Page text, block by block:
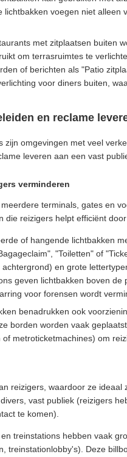
voegen niet
met zitplaatsen buiten
om terrasruimtes te
of berichten als "Patio
voor diners buiten,
en reclame
omgevingen met veel
leveren aan een vast
verminderen
terminals, gates en
reizigers helpt efficiënt
of hangende lichtbakken
"Toiletten" of
en grote
geven lichtbakken boven
voor forensen wordt
benadrukken ook
borden worden vaak
metroticketmachines) om
reizigers, waardoor ze
vast publiek (reizigers
te komen).
treinstations hebben vaak
treinstationlobby's). Deze